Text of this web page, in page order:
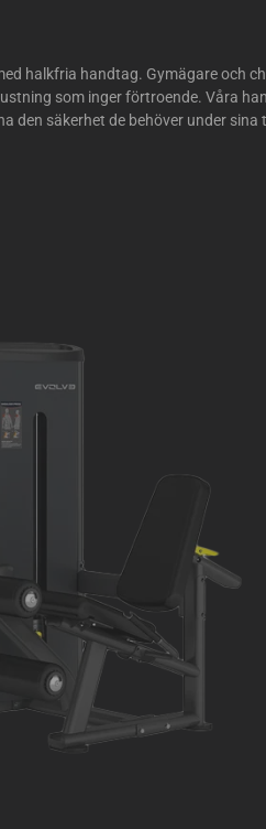
halkfria handtag. Gymägare och
som inger förtroende. Våra
den säkerhet de behöver under sina